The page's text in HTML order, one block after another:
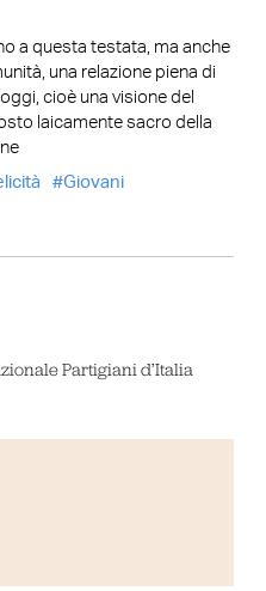
a questa testata, ma anche
una relazione piena di
cioè una visione del
laicamente sacro della
Giovani
Partigiani d’Italia